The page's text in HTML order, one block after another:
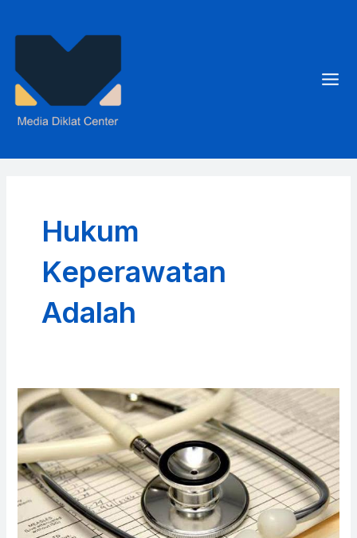
Hukum
Keperawatan
Adalah